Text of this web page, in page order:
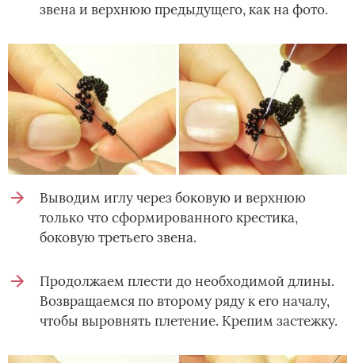
звена и верхнюю предыдущего, как на фото.
Выводим иглу через боковую и верхнюю
только что сформированного крестика,
боковую третьего звена.
Продолжаем плести до необходимой длины.
Возвращаемся по второму ряду к его началу,
чтобы выровнять плетение. Крепим застежку.